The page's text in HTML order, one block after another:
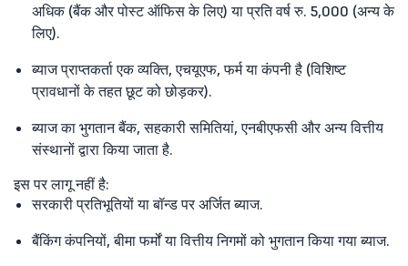
अधिक (बैंक और पोस्ट ऑफिस के लिए) या प्रति वर्ष रु. 5,000 (अन्य के
लिए).
ब्याज प्राप्तकर्ता एक व्यक्ति, एचयूएफ, फर्म या कंपनी है (विशिष्ट
प्रावधानों के तहत छूट को छोड़कर).
ब्याज का भुगतान बैंक, सहकारी समितियां, एनबीएफसी और अन्य वित्तीय
संस्थानों द्वारा किया जाता है.
इस पर लागू नहीं है:
सरकारी प्रतिभूतियों या बॉन्ड पर अर्जित ब्याज.
बैंकिंग कंपनियों, बीमा फर्मों या वित्तीय निगमों को भुगतान किया गया ब्याज.